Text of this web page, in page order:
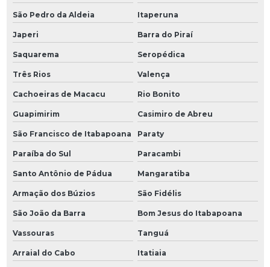
São Pedro da Aldeia Itaperuna
Japeri Barra do Piraí
Saquarema Seropédica
Três Rios Valença
Cachoeiras de Macacu Rio Bonito
Guapimirim Casimiro de Abreu
São Francisco de Itabapoana Paraty
Paraíba do Sul Paracambi
Santo Antônio de Pádua Mangaratiba
Armação dos Búzios São Fidélis
São João da Barra Bom Jesus do Itabapoana
Vassouras Tanguá
Arraial do Cabo Itatiaia